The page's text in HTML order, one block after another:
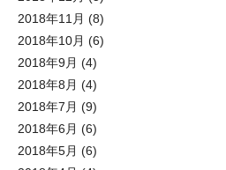
2018年11月 (8)
2018年10月 (6)
2018年9月 (4)
2018年8月 (4)
2018年7月 (9)
2018年6月 (6)
2018年5月 (6)